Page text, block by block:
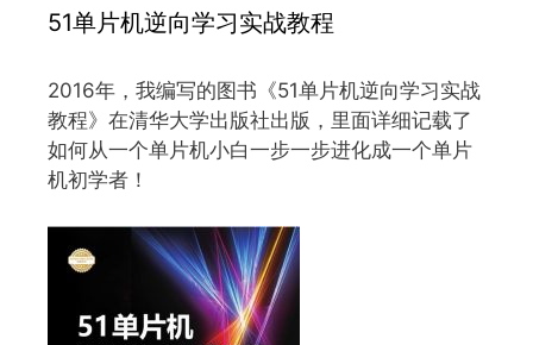
51单片机逆向学习实战教程
2016年，我编写的图书《51单片机逆向学习实战
教程》在清华大学出版社出版，里面详细记载了
如何从一个单片机小白一步一步进化成一个单片
机初学者！